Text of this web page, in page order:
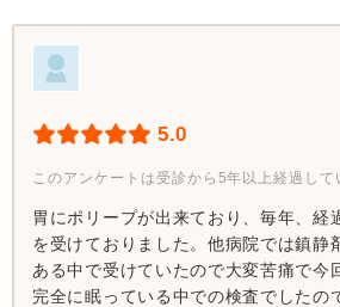
5.0
このアンケートは受診から5年以上経過して
胃にポリープが出来ており、毎年、経
を受けておりました。他病院では鎮静
ある中で受けていたので大変苦痛で今
完全に眠っている中での検査でしたの